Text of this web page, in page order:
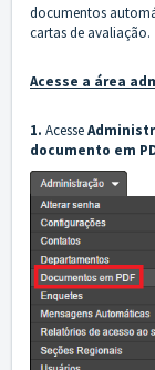
documentos
cartas de avaliação.
Acesse a área
1. Acesse
documento em